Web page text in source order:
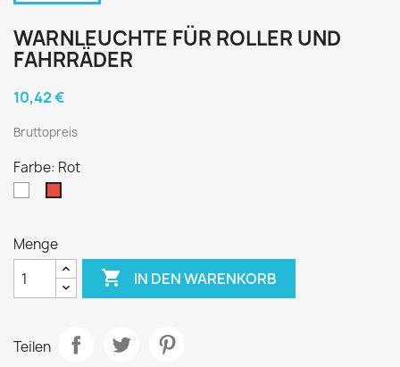
WARNLEUCHTE FÜR ROLLER UND
FAHRRÄDER
10,42 €
Bruttopreis
Farbe: Rot
Menge
 IN DEN WARENKORB
Teilen